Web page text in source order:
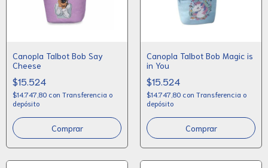
Canopla Talbot Bob Say
Cheese
$15.524
$14.747,80 con Transferencia o
depósito
Canopla Talbot Bob Magic is
in You
$15.524
$14.747,80 con Transferencia o
depósito